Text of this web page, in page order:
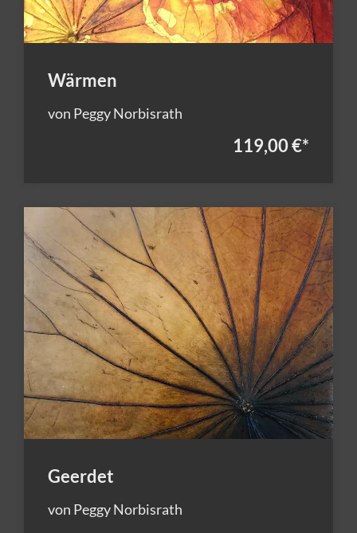
Wärmen
von Peggy Norbisrath
119,00 €*
Geerdet
von Peggy Norbisrath